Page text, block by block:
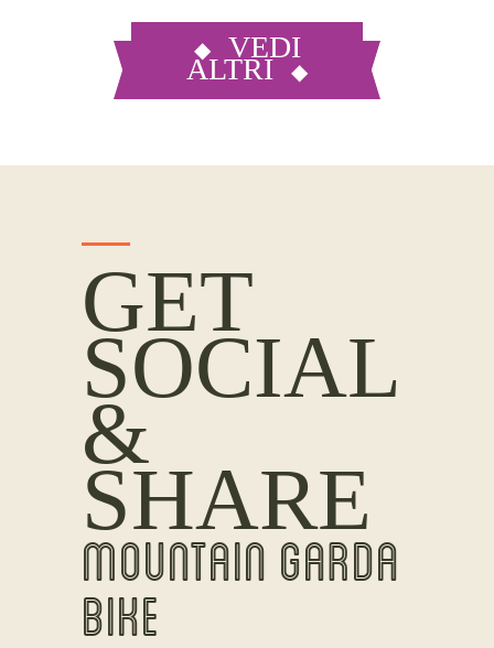
VEDI
ALTRI
GET
SOCIAL
&
SHARE
MOUNTAIN GARDA
BIKE